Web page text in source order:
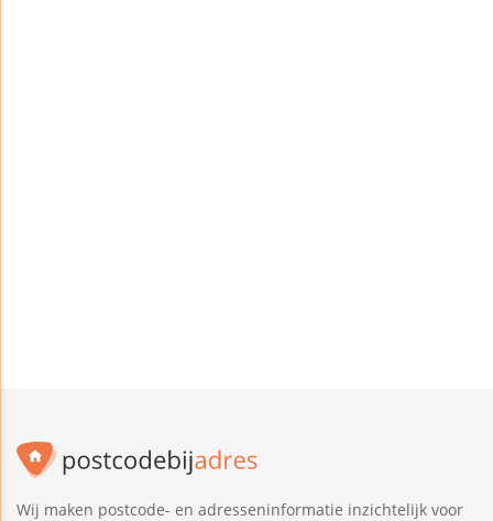
Wij maken postcode- en adresseninformatie inzichtelijk voor